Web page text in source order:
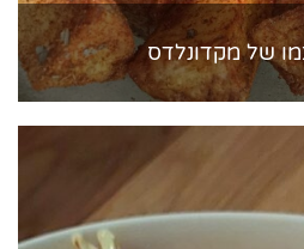
של מקדונלדס